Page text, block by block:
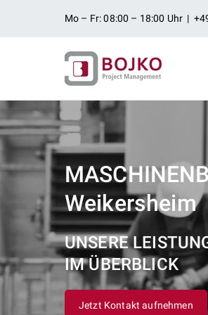
Mo – Fr: 08:00 – 18:00 Uhr |
Weikersheim
UNSERE
IM ÜBERBLICK
Jetzt Kontakt aufnehmen